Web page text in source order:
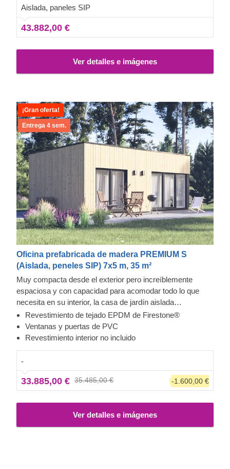
casa secundaria.
Aislada, paneles SIP
43.882,00 €
Ver detalles e imágenes
¡Gran oferta!
Entrega 4 sem.
Oficina prefabricada de madera PREMIUM S
(Aislada, peneles SIP) 7x5 m, 35 m²
Muy compacta desde el exterior pero increíblemente
espaciosa y con capacidad para acomodar todo lo que
necesita en su interior, la casa de jardín aislada
contemporánea PREMIUM S se convertirá rápidamente
en lo más destacado de su día. Es ideal no solo para
cuando necesita soledad, sino también para usarse como
trabajar, hacer ejercicio o realizar cualquier actividad de
manera más eficiente y productiva.
Ten en cuenta que
este modelo específico no incluye el revestimiento
interior en el precio.
Revestimiento de tejado EPDM de Firestone®
Ventanas y puertas de PVC
Revestimiento interior no incluido
-
33.885,00 € 35.485,00 € -1.600,00 €
Ver detalles e imágenes